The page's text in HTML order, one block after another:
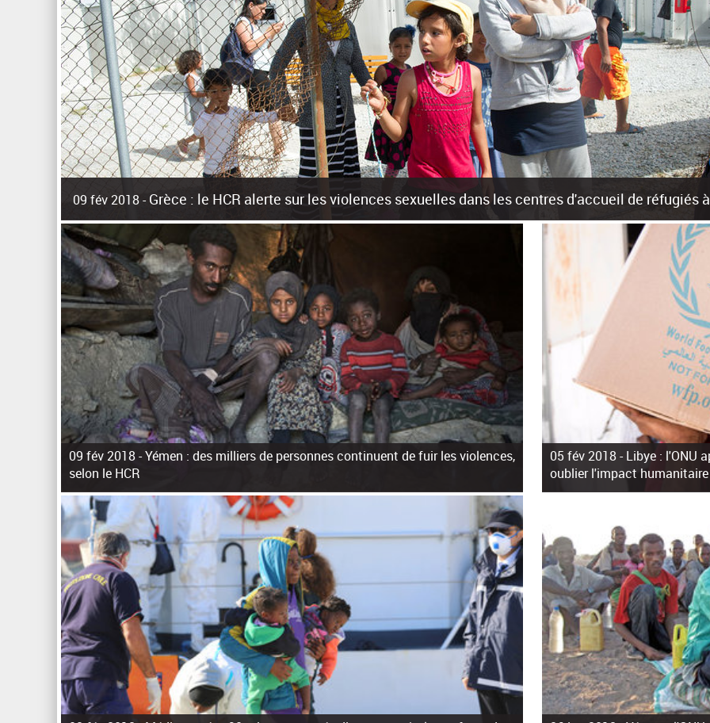
09 fév 2018 - Grèce : le HCR alerte sur les violences sexuelles dans les centres d'accueil de réfugiés
La surpopulation des centres d'accueil de réfugiés et migrants sur les îles grecques est source de violences et de harcèlement
Unies pour
09 fév 2018 -Yémen : des milliers de personnes continuent de fuir les violences,
selon le HCR
05 fév 2018 -Libye : l'ONU
oublier l'impact
P
a
g
e
s